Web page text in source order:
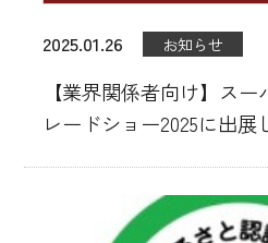
お知らせ
会員登録
お問い合わせ
2025.01.26 お知らせ
【業界関係者向け】ス
レードショー2025に出展